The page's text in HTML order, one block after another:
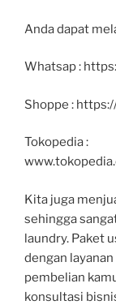
Anda dapat
Whatsap :
Shoppe :
Tokopedia :
Kita juga
sehingga
laundry. Paket
dengan
pembelian
konsultasi